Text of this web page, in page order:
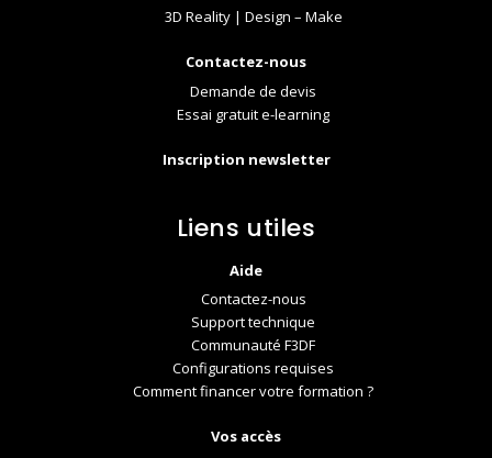
3D Reality | Design – Make
Contactez-nous
Demande de devis
Essai gratuit e-learning
Inscription newsletter
Liens utiles
Aide
Contactez-nous
Support technique
Communauté F3DF
Configurations requises
Comment financer votre formation ?
Vos accès